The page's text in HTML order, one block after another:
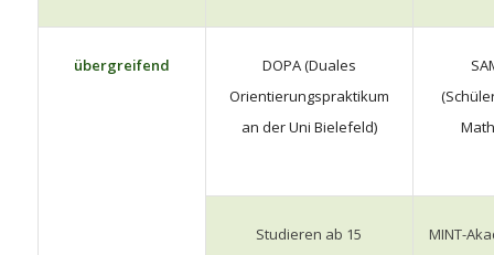
übergreifend
DOPA (Duales
Orientierungspraktikum
an der Uni Bielefeld)
Studieren ab 15 MINT-